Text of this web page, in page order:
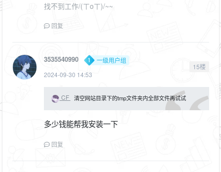
找不到工作/(ㄒoㄒ)/~~
回复
3535540990
一级用户组
2024-09-30 14:53
15楼
CF 清空网站目录下的tmp文件夹内全部文件再试试
多少钱能帮我安装一下
回复